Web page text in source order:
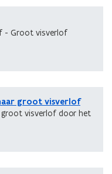
- Groot visverlof
groot visverlof
visverlof door het